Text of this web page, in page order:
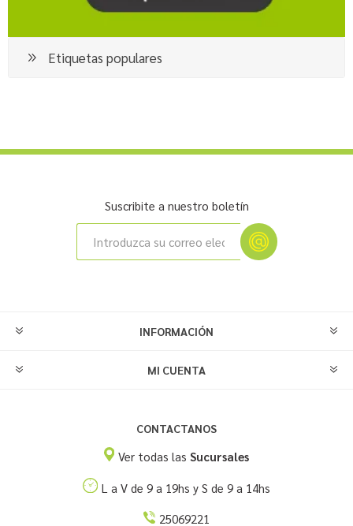
Etiquetas populares
Suscribite a nuestro boletín
INFORMACIÓN
MI CUENTA
CONTACTANOS
Ver todas lasSucursales
L a V de 9 a 19hs y S de 9 a 14hs
25069221